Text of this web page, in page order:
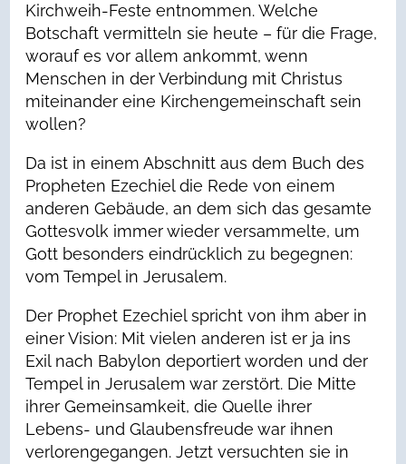
Kirchweih-Feste entnommen. Welche
Botschaft vermitteln sie heute – für die Frage,
worauf es vor allem ankommt, wenn
Menschen in der Verbindung mit Christus
miteinander eine Kirchengemeinschaft sein
wollen?
Da ist in einem Abschnitt aus dem Buch des
Propheten Ezechiel die Rede von einem
anderen Gebäude, an dem sich das gesamte
Gottesvolk immer wieder versammelte, um
Gott besonders eindrücklich zu begegnen:
vom Tempel in Jerusalem.
Der Prophet Ezechiel spricht von ihm aber in
einer Vision: Mit vielen anderen ist er ja ins
Exil nach Babylon deportiert worden und der
Tempel in Jerusalem war zerstört. Die Mitte
ihrer Gemeinsamkeit, die Quelle ihrer
Lebens- und Glaubensfreude war ihnen
verlorengegangen. Jetzt versuchten sie in